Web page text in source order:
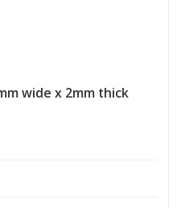
wide x 2mm thick